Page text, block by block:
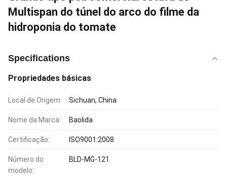
Multispan do túnel do arco do filme da
hidroponia do tomate
Specifications
Propriedades básicas
Local de Origem: Sichuan, China
Nome da Marca: Baolida
Certificação: ISO9001:2008
Número do
modelo:
BLD-MG-121